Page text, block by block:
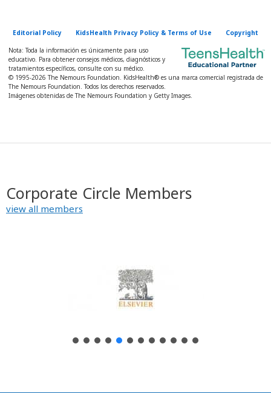
Editorial Policy KidsHealth Privacy Policy & Terms of Use Copyright
Nota: Toda la información es únicamente para uso
educativo. Para obtener consejos médicos, diagnósticos y
tratamientos específicos, consulte con su médico.
© 1995-2026 The Nemours Foundation. KidsHealth® es una marca comercial registrada de
The Nemours Foundation. Todos los derechos reservados.
Imágenes obtenidas de The Nemours Foundation y Getty Images.
Corporate Circle Members
view all members